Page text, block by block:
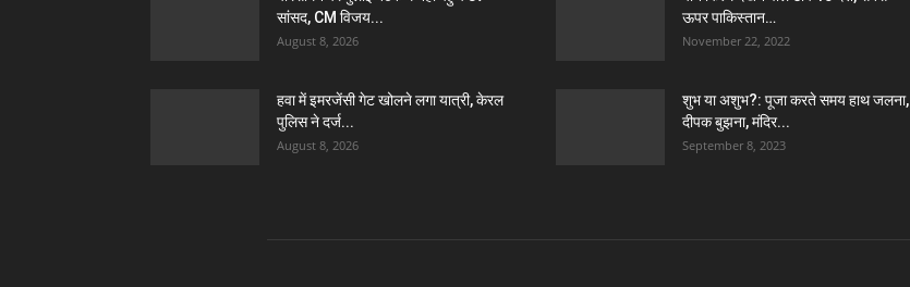
सांसद, CM विजय...
August 8, 2026
हवा में इमरजेंसी गेट खोलने लगा यात्री, केरल
पुलिस ने दर्ज...
August 8, 2026
ऊपर पाकिस्तान…
November 22, 2022
शुभ या अशुभ?: पूजा करते समय हाथ जलना,
दीपक बुझना, मंदिर...
September 8, 2023